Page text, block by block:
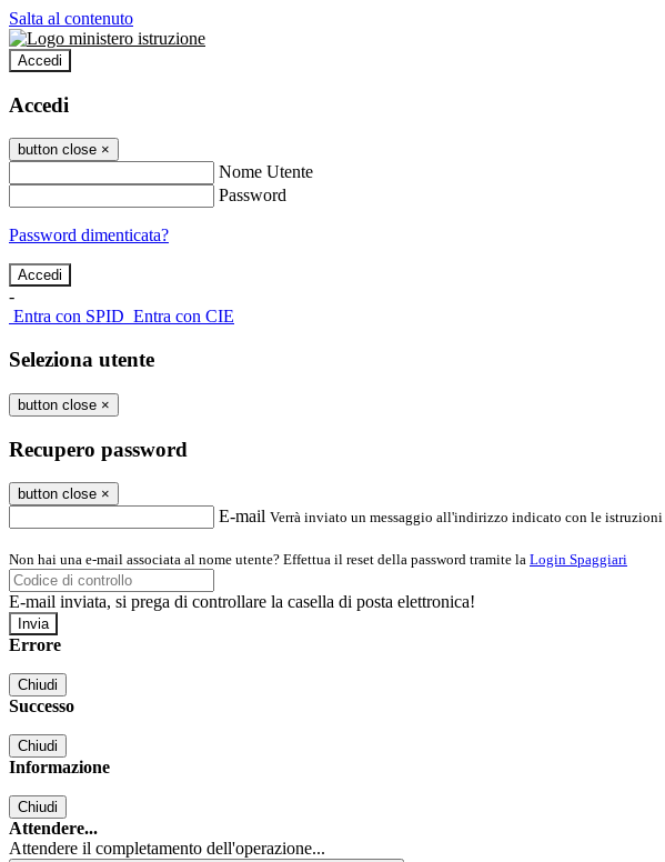
Salta al contenuto
Accedi
Accedi
button close ×
Nome Utente
Password
Password dimenticata?
-
Entra con SPID Entra con CIE
Seleziona utente
button close ×
Recupero password
button close ×
E-mail Verrà inviato un messaggio all'indirizzo indicato con le istruzioni
Non hai una e-mail associata al nome utente? Effettua il reset della password tramite la Login Spaggiari
E-mail inviata, si prega di controllare la casella di posta elettronica!
Errore
Chiudi
Successo
Chiudi
Informazione
Chiudi
Attendere...
Attendere il completamento dell'operazione...